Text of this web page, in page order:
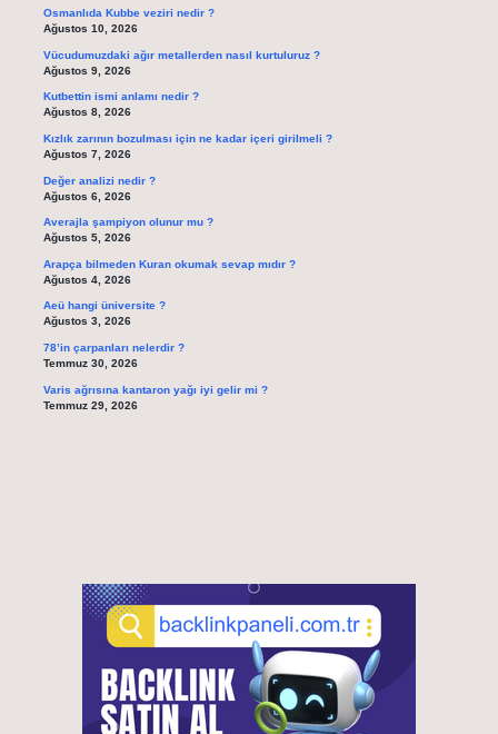
Osmanlıda Kubbe veziri nedir ?
Ağustos 10, 2026
Vücudumuzdaki ağır metallerden nasıl kurtuluruz ?
Ağustos 9, 2026
Kutbettin ismi anlamı nedir ?
Ağustos 8, 2026
Kızlık zarının bozulması için ne kadar içeri girilmeli ?
Ağustos 7, 2026
Değer analizi nedir ?
Ağustos 6, 2026
Averajla şampiyon olunur mu ?
Ağustos 5, 2026
Arapça bilmeden Kuran okumak sevap mıdır ?
Ağustos 4, 2026
Aeü hangi üniversite ?
Ağustos 3, 2026
78’in çarpanları nelerdir ?
Temmuz 30, 2026
Varis ağrısına kantaron yağı iyi gelir mi ?
Temmuz 29, 2026